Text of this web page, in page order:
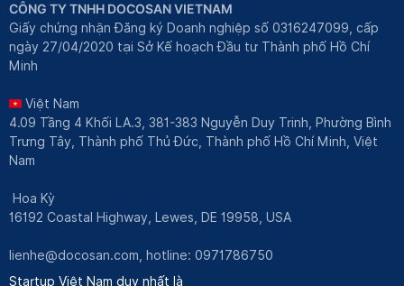
CÔNG TY TNHH DOCOSAN VIETNAM
Giấy chứng nhận Đăng ký Doanh nghiệp số 0316247099, cấp
ngày 27/04/2020 tại Sở Kế hoạch Đầu tư Thành phố Hồ Chí
Minh
Việt Nam
4.09 Tầng 4 Khối LA.3, 381-383 Nguyễn Duy Trinh, Phường Bình
Trưng Tây, Thành phố Thủ Đức, Thành phố Hồ Chí Minh, Việt
Nam
Hoa Kỳ
16192 Coastal Highway, Lewes, DE 19958, USA
lienhe@docosan.com , hotline: 0971786750
Startup Việt Nam duy nhất là